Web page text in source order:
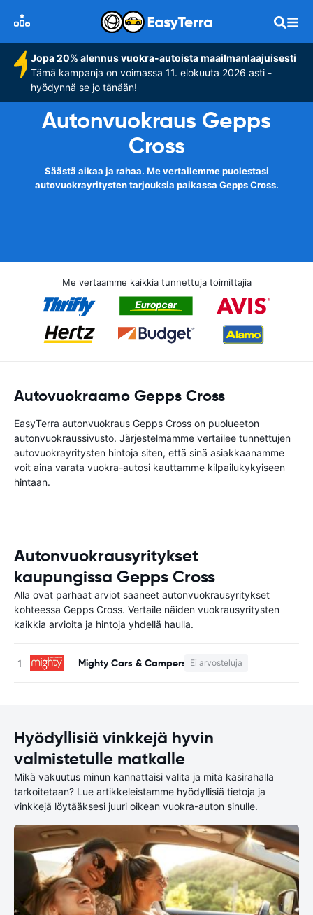
Jopa 20% alennus vuokra-autoista maailmanlaajuisesti
Tämä kampanja on voimassa 11. elokuuta 2026 asti -
hyödynnä se jo tänään!
Autonvuokraus Gepps
Cross
Säästä aikaa ja rahaa. Me vertailemme puolestasi
autovuokrayritysten tarjouksia paikassa Gepps Cross.
Me vertaamme kaikkia tunnettuja toimittajia
Autovuokraamo Gepps Cross
EasyTerra autonvuokraus Gepps Cross on puolueeton
autonvuokraussivusto. Järjestelmämme vertailee tunnettujen
autovuokrayritysten hintoja siten, että sinä asiakkaanamme
voit aina varata vuokra-autosi kauttamme kilpailukykyiseen
hintaan.
Autonvuokrausyritykset
kaupungissa Gepps Cross
Alla ovat parhaat arviot saaneet autonvuokrausyritykset
kohteessa Gepps Cross. Vertaile näiden vuokrausyritysten
kaikkia arvioita ja hintoja yhdellä haulla.
Mighty Cars & Campers Ei arvosteluja
Hyödyllisiä vinkkejä hyvin
valmistetulle matkalle
Mikä vakuutus minun kannattaisi valita ja mitä käsirahalla
tarkoitetaan? Lue artikkeleistamme hyödyllisiä tietoja ja
vinkkejä löytääksesi juuri oikean vuokra-auton sinulle.